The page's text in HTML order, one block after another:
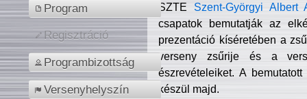
Program
Regisztráció
Programbizottság
Versenyhelyszín
SZTE Szent-Györgyi Albert
csapatok bemutatják az
prezentáció kíséretében a
verseny zsűrije és a
észrevételeiket. A
készül majd.